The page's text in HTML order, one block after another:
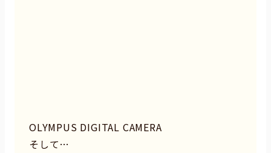
OLYMPUS DIGITAL CAMERA
そして…